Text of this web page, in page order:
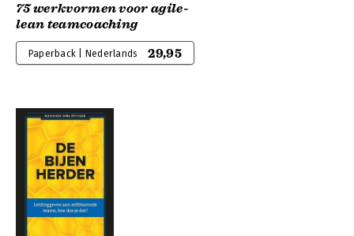
75 werkvormen voor agile-
lean teamcoaching
Paperback | Nederlands 29,95